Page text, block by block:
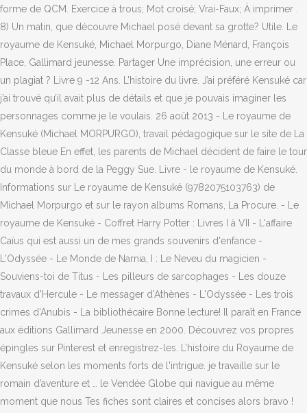
forme de QCM. Exercice à trous; Mot croisé; Vrai-Faux; À imprimer .
8) Un matin, que découvre Michael posé devant sa grotte? Utile. Le
royaume de Kensuké, Michael Morpurgo, Diane Ménard, François
Place, Gallimard jeunesse. Partager Une imprécision, une erreur ou
un plagiat ? Livre 9 -12 Ans. L’histoire du livre. J’ai préféré Kensuké car
j’ai trouvé qu’il avait plus de détails et que je pouvais imaginer les
personnages comme je le voulais. 26 août 2013 - Le royaume de
Kensuké (Michael MORPURGO), travail pédagogique sur le site de La
Classe bleue En effet, les parents de Michael décident de faire le tour
du monde à bord de la Peggy Sue. Livre - le royaume de Kensuké.
Informations sur Le royaume de Kensuké (9782075103763) de
Michael Morpurgo et sur le rayon albums Romans, La Procure. - Le
royaume de Kensuké - Coffret Harry Potter : Livres I à VII - L'affaire
Caïus qui est aussi un de mes grands souvenirs d'enfance -
L'Odyssée - Le Monde de Narnia, I : Le Neveu du magicien -
Souviens-toi de Titus - Les pilleurs de sarcophages - Les douze
travaux d'Hercule - Le messager d'Athènes - L'Odyssée - Les trois
crimes d'Anubis - La bibliothécaire Bonne lecture! Il paraît en France
aux éditions Gallimard Jeunesse en 2000. Découvrez vos propres
épingles sur Pinterest et enregistrez-les. L’histoire du Royaume de
Kensuké selon les moments forts de l'intrigue. je travaille sur le
romain d’aventure et … le Vendée Globe qui navigue au même
moment que nous Tes fiches sont claires et concises alors bravo !